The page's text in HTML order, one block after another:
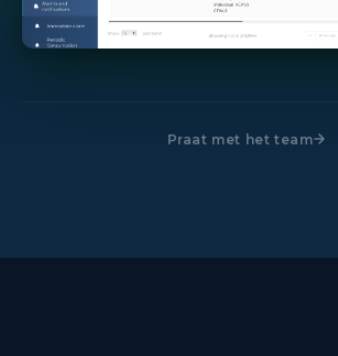
Praat met het team